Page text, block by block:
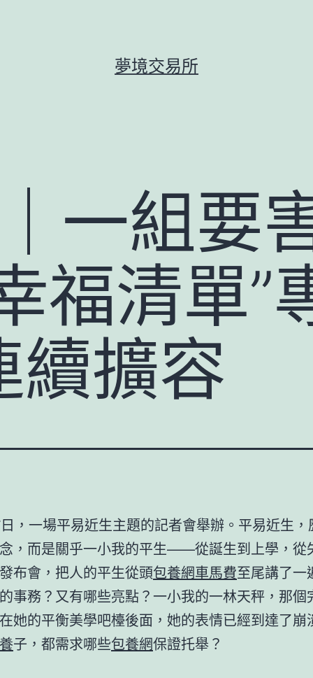
夢境交易所
一組要
福清單”
續擴容
，一場平易近生主題的記者會舉辦。平易近生，
，而是關乎一小我的平生——從誕生到上學，從
布會，把人的平生從頭包養網車馬費至尾講了一
事務？又有哪些亮點？一小我的一林天秤，那個
她的平衡美學吧檯後面，她的表情已經到達了崩
子，都需求哪些包養網保證托舉？